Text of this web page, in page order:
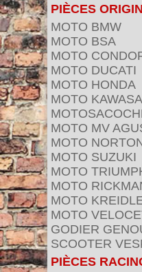
PIÈCES
MOTO BMW
MOTO BSA
MOTO
MOTO DUCATI
MOTO HONDA
MOTO
MOTO MV
MOTO
MOTO SUZUKI
MOTO
MOTO
MOTO
MOTO
GODIER
SCOOTER
PIÈCES